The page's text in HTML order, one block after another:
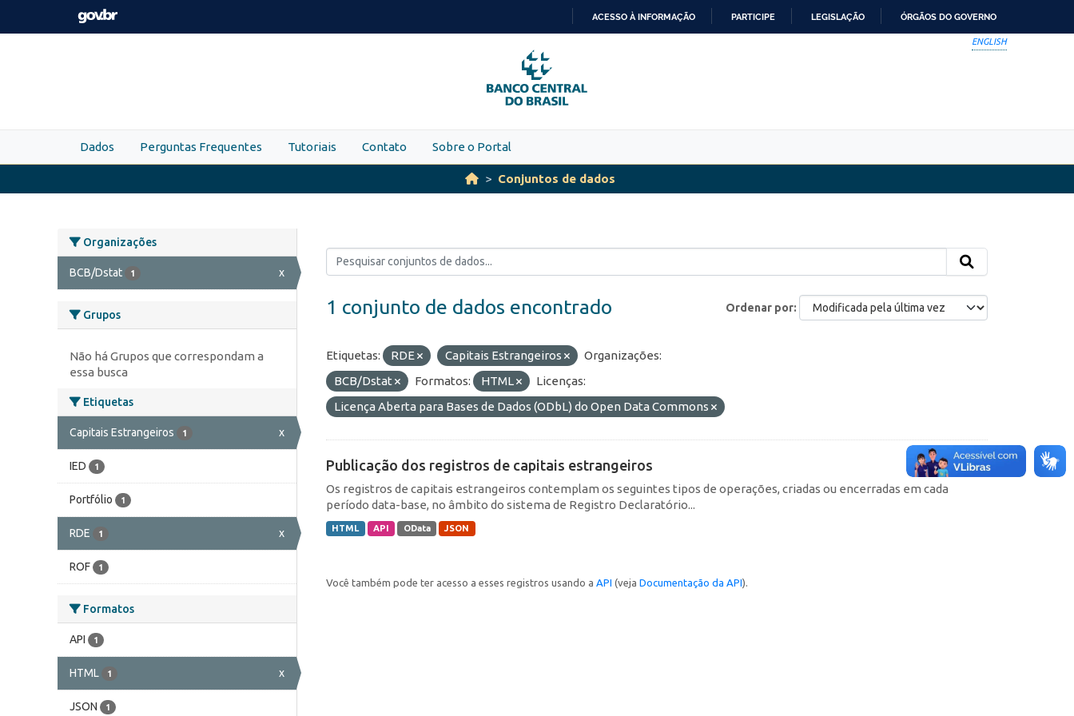
Skip to main content
PARA
O
CONTEÚDO
ACESSO À INFORMAÇÃO PARTICIPE LEGISLAÇÃO ÓRGÃOS DO GOVERNO
ENGLISH
Dados Perguntas Frequentes Tutoriais Contato Sobre o Portal
Conjuntos de dados
Organizações
BCB/Dstat 1 x
Grupos
Não há Grupos que correspondam a
essa busca
Etiquetas
Capitais Estrangeiros 1 x
IED 1
Portfólio 1
RDE 1 x
ROF 1
Formatos
API 1
HTML 1 x
JSON 1
Ordenar por
1 conjunto de dados encontrado
Etiquetas: RDE Capitais Estrangeiros
Organizações:
BCB/Dstat
Formatos: HTML
Licenças:
Licença Aberta para Bases de Dados (ODbL) do Open Data Commons
Publicação dos registros de capitais estrangeiros
Os registros de capitais estrangeiros contemplam os seguintes tipos de operações, criadas ou encerradas em cada
período data-base, no âmbito do sistema de Registro Declaratório...
HTML API OData JSON
Você também pode ter acesso a esses registros usando a API (veja Documentação da API).